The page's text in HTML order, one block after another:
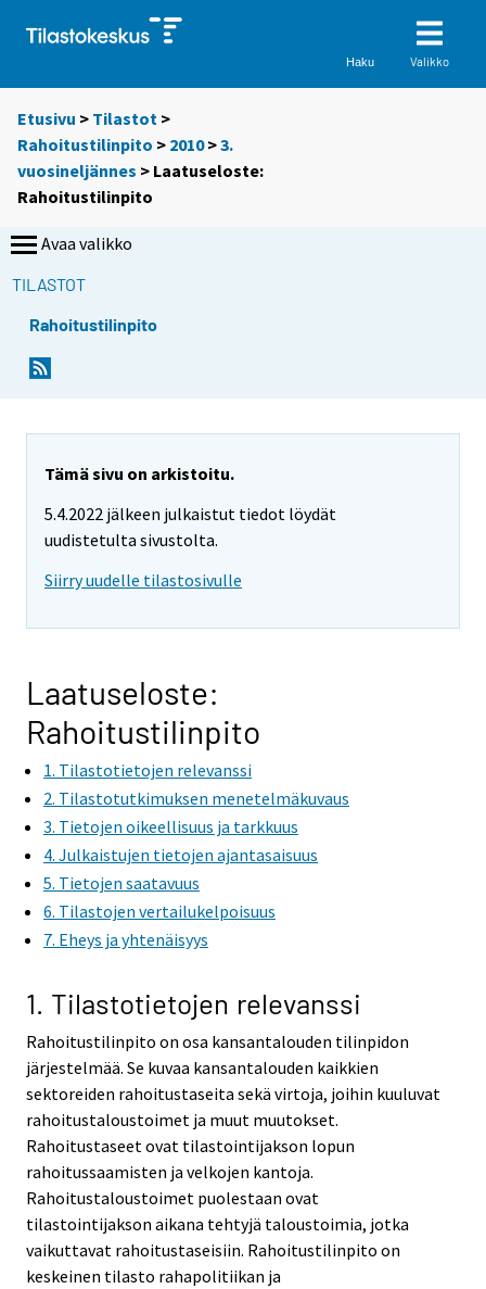
Haku Valikko
Etusivu > Tilastot >
Rahoitustilinpito > 2010>3.
vuosineljännes > Laatuseloste:
Rahoitustilinpito
Avaa valikko
TILASTOT
Rahoitustilinpito
Tämä sivu on arkistoitu.
5.4.2022 jälkeen julkaistut tiedot löydät
uudistetulta sivustolta.
Siirry uudelle tilastosivulle
Laatuseloste:
Rahoitustilinpito
1. Tilastotietojen relevanssi
2. Tilastotutkimuksen menetelmäkuvaus
3. Tietojen oikeellisuus ja tarkkuus
4. Julkaistujen tietojen ajantasaisuus
5. Tietojen saatavuus
6. Tilastojen vertailukelpoisuus
7. Eheys ja yhtenäisyys
1. Tilastotietojen relevanssi
Rahoitustilinpito on osa kansantalouden tilinpidon
järjestelmää. Se kuvaa kansantalouden kaikkien
sektoreiden rahoitustaseita sekä virtoja, joihin kuuluvat
rahoitustaloustoimet ja muut muutokset.
Rahoitustaseet ovat tilastointijakson lopun
rahoitussaamisten ja velkojen kantoja.
Rahoitustaloustoimet puolestaan ovat
tilastointijakson aikana tehtyjä taloustoimia, jotka
vaikuttavat rahoitustaseisiin. Rahoitustilinpito on
keskeinen tilasto rahapolitiikan ja